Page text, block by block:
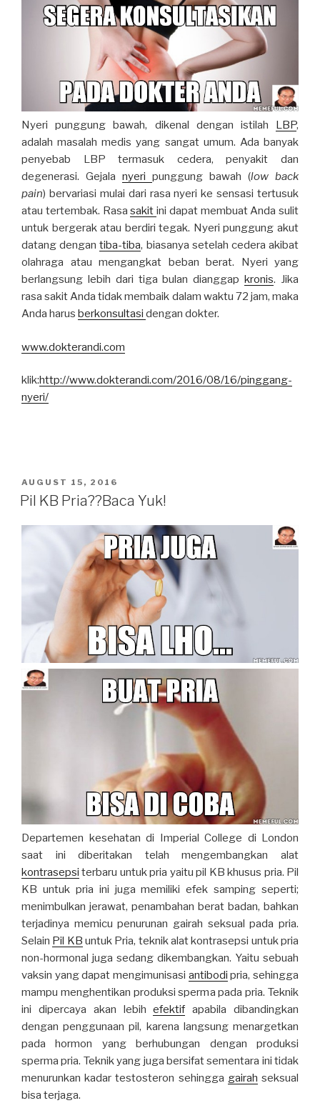
Nyeri punggung bawah, dikenal dengan istilah LBP,
adalah masalah medis yang sangat umum. Ada banyak
penyebab LBP termasuk cedera, penyakit dan
degenerasi. Gejala nyeri punggung bawah (low back
pain) bervariasi mulai dari rasa nyeri ke sensasi tertusuk
atau tertembak. Rasasakit ini dapat membuat Anda sulit
untuk bergerak atau berdiri tegak. Nyeri punggung akut
datang dengantiba-tiba, biasanya setelah cedera akibat
olahraga atau mengangkat beban berat. Nyeri yang
berlangsung lebih dari tiga bulan dianggapkronis. Jika
rasa sakit Anda tidak membaik dalam waktu 72 jam, maka
Anda harus berkonsultasi dengan dokter.
www.dokterandi.com
klik:http://www.dokterandi.com/2016/08/16/pinggang-
nyeri/
POSTED
ON
AUGUST 15, 2016
Pil KB Pria??Baca Yuk!
Departemen kesehatan di Imperial College di London
saat ini diberitakan telah mengembangkan alat
kontrasepsi terbaru untuk pria yaitu pil KB khusus pria. Pil
KB untuk pria ini juga memiliki efek samping seperti;
menimbulkan jerawat, penambahan berat badan, bahkan
terjadinya memicu penurunan gairah seksual pada pria.
Selain Pil KB untuk Pria, teknik alat kontrasepsi untuk pria
non-hormonal juga sedang dikembangkan. Yaitu sebuah
vaksin yang dapat mengimunisasi antibodi pria, sehingga
mampu menghentikan produksi sperma pada pria. Teknik
ini dipercaya akan lebihefektif apabila dibandingkan
dengan penggunaan pil, karena langsung menargetkan
pada hormon yang berhubungan dengan produksi
sperma pria. Teknik yang juga bersifat sementara ini tidak
menurunkan kadar testosteron sehingga gairah seksual
bisa terjaga.